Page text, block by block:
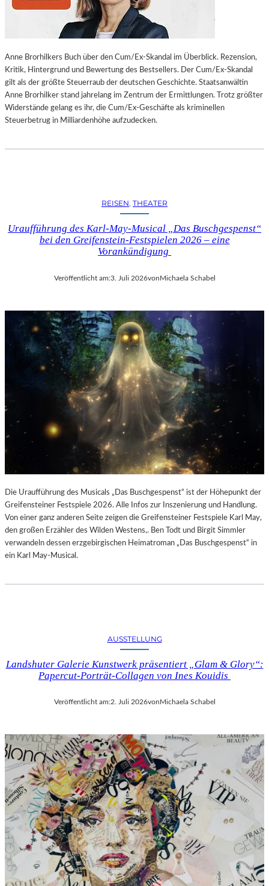
U
G
S
B
E
R
S
H
A
B
K
U
L
T
U
R
-
B
O
G
Anne Brorhilkers Buch über den Cum/Ex-Skandal im Überblick. Rezension,
Kritik, Hintergrund und Bewertung des Bestsellers. Der Cum/Ex-Skandal
gilt als der größte Steuerraub der deutschen Geschichte. Staatsanwältin
Anne Brorhilker stand jahrelang im Zentrum der Ermittlungen. Trotz größter
Widerstände gelang es ihr, die Cum/Ex-Geschäfte als kriminellen
Steuerbetrug in Milliardenhöhe aufzudecken.
REISEN, THEATER
Uraufführung des Karl-May-Musical „Das Buschgespenst“
bei den Greifenstein-Festspielen 2026 – eine
Vorankündigung
Veröffentlicht am:3. Juli 2026vonMichaela Schabel
Die Uraufführung des Musicals „Das Buschgespenst“ ist der Höhepunkt der
Greifensteiner Festspiele 2026. Alle Infos zur Inszenierung und Handlung.
Von einer ganz anderen Seite zeigen die Greifensteiner Festspiele Karl May,
den großen Erzähler des Wilden Westens,. Ben Todt und Birgit Simmler
verwandeln dessen erzgebirgischen Heimatroman „Das Buschgespenst“ in
ein Karl May-Musical.
AUSSTELLUNG
Landshuter Galerie Kunstwerk präsentiert „Glam & Glory“:
Papercut-Porträt-Collagen von Ines Kouidis
Veröffentlicht am:2. Juli 2026vonMichaela Schabel